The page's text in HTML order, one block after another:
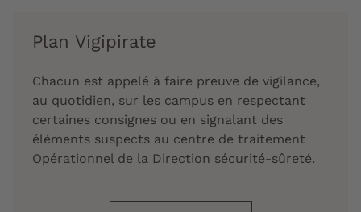
Plan Vigipirate
Chacun est appelé à faire preuve de vigilance,
au quotidien, sur les campus en respectant
certaines consignes ou en signalant des
éléments suspects au centre de traitement
Opérationnel de la Direction sécurité-sûreté.